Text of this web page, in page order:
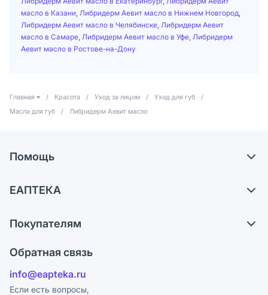
масло в Казани Либридерм Аевит масло в Нижнем Новгород
Либридерм Аевит масло в Челябинске Либридерм Аевит
масло в Самаре Либридерм Аевит масло в Уфе Либридерм
Аевит масло в Ростове-на-Дону
Главная / Красота / Уход за лицом / Уход для губ
/
Масла для губ
/ Либридерм Аевит масло
Помощь
Самовывоз из аптек
Ответы на вопросы
Блог
ЕАПТЕКА
Карьера
Поставщики
Лицензия
Реклама на сайте
Покупателям
Программа СберСпасибо
Обратная связь
info@eapteka.ru
Если есть вопросы,